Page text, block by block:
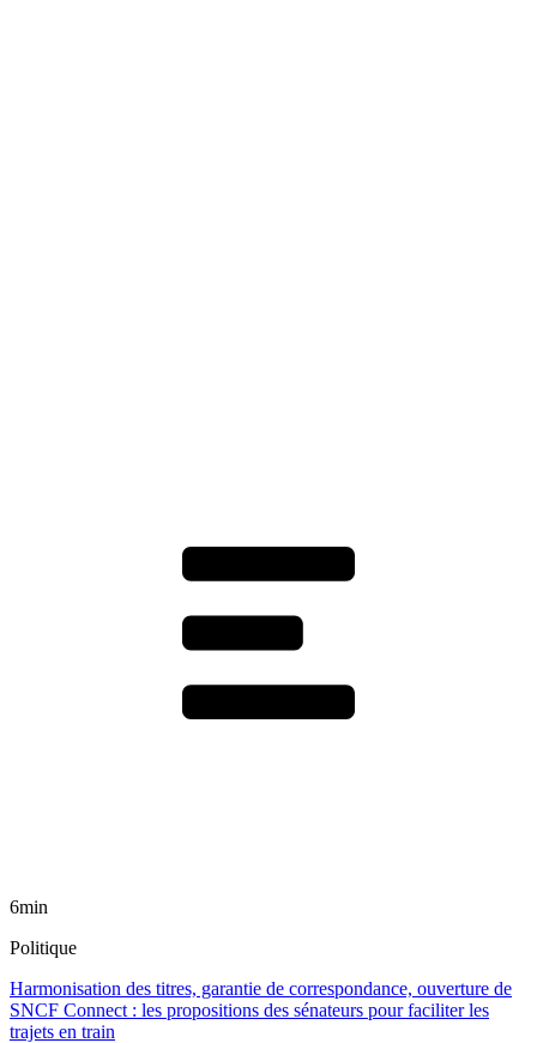
6min
Politique
Harmonisation des titres, garantie de correspondance, ouverture de
SNCF Connect : les propositions des sénateurs pour faciliter les
trajets en train